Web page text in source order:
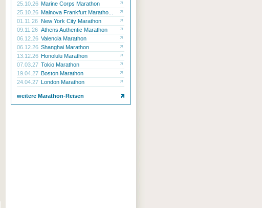
25.10.26 Marine Corps Marathon
25.10.26 Mainova Frankfurt Maratho...
01.11.26 New York City Marathon
09.11.26 Athens Authentic Marathon
06.12.26 Valencia Marathon
06.12.26 Shanghai Marathon
13.12.26 Honolulu Marathon
07.03.27 Tokio Marathon
19.04.27 Boston Marathon
24.04.27 London Marathon
weitere Marathon-Reisen